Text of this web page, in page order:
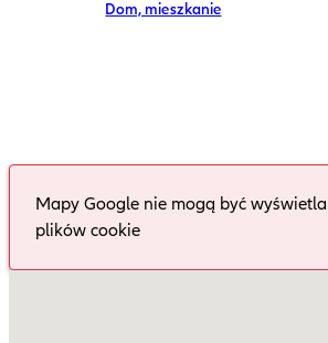
Dom, mieszkanie
Mapy Google nie mogą być
plików cookie